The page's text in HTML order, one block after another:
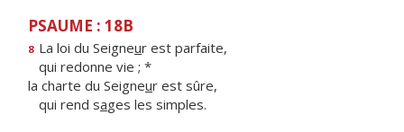
PSAUME : 18B
8 La loi du Seigneur est parfaite,
qui redonne vie ; *
la charte du Seigneur est sûre,
qui rend sages les simples.